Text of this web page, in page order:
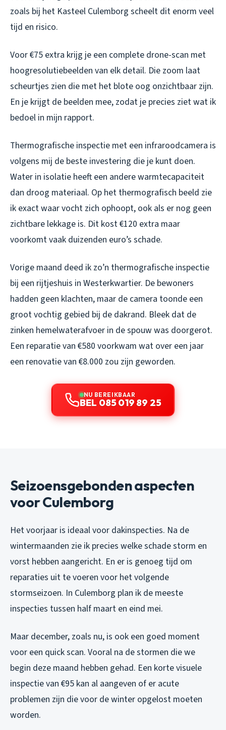
zoals bij het Kasteel Culemborg scheelt dit enorm veel
tijd en risico.
Voor €75 extra krijg je een complete drone-scan met
hoogresolutiebeelden van elk detail. Die zoom laat
scheurtjes zien die met het blote oog onzichtbaar zijn.
En je krijgt de beelden mee, zodat je precies ziet wat ik
bedoel in mijn rapport.
Thermografische inspectie met een infraroodcamera is
volgens mij de beste investering die je kunt doen.
Water in isolatie heeft een andere warmtecapaciteit
dan droog materiaal. Op het thermografisch beeld zie
ik exact waar vocht zich ophoopt, ook als er nog geen
zichtbare lekkage is. Dit kost €120 extra maar
voorkomt vaak duizenden euro’s schade.
Vorige maand deed ik zo’n thermografische inspectie
bij een rijtjeshuis in Westerkwartier. De bewoners
hadden geen klachten, maar de camera toonde een
groot vochtig gebied bij de dakrand. Bleek dat de
zinken hemelwaterafvoer in de spouw was doorgerot.
Een reparatie van €580 voorkwam wat over een jaar
een renovatie van €8.000 zou zijn geworden.
NU BEREIKBAAR
BEL 085 019 89 25
Seizoensgebonden aspecten
voor Culemborg
Het voorjaar is ideaal voor dakinspecties. Na de
wintermaanden zie ik precies welke schade storm en
vorst hebben aangericht. En er is genoeg tijd om
reparaties uit te voeren voor het volgende
stormseizoen. In Culemborg plan ik de meeste
inspecties tussen half maart en eind mei.
Maar december, zoals nu, is ook een goed moment
voor een quick scan. Vooral na de stormen die we
begin deze maand hebben gehad. Een korte visuele
inspectie van €95 kan al aangeven of er acute
problemen zijn die voor de winter opgelost moeten
worden.